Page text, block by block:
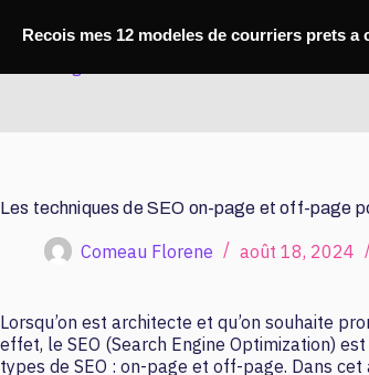
Les techniques de SEO on-page et off-page
Comeau Florene août 18, 2024
Lorsqu’on est architecte et qu’on souhaite
effet, le SEO (Search Engine Optimization)
types de SEO : on-page et off-page. Dans
Recois mes 12 modeles de courriers prets a